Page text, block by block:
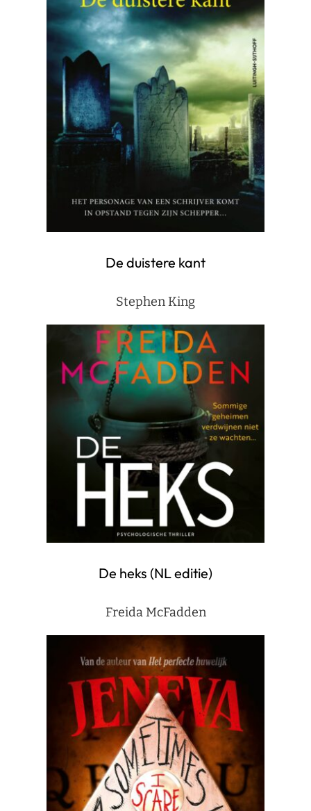
De duistere kant
Stephen King
De heks (NL editie)
Freida McFadden